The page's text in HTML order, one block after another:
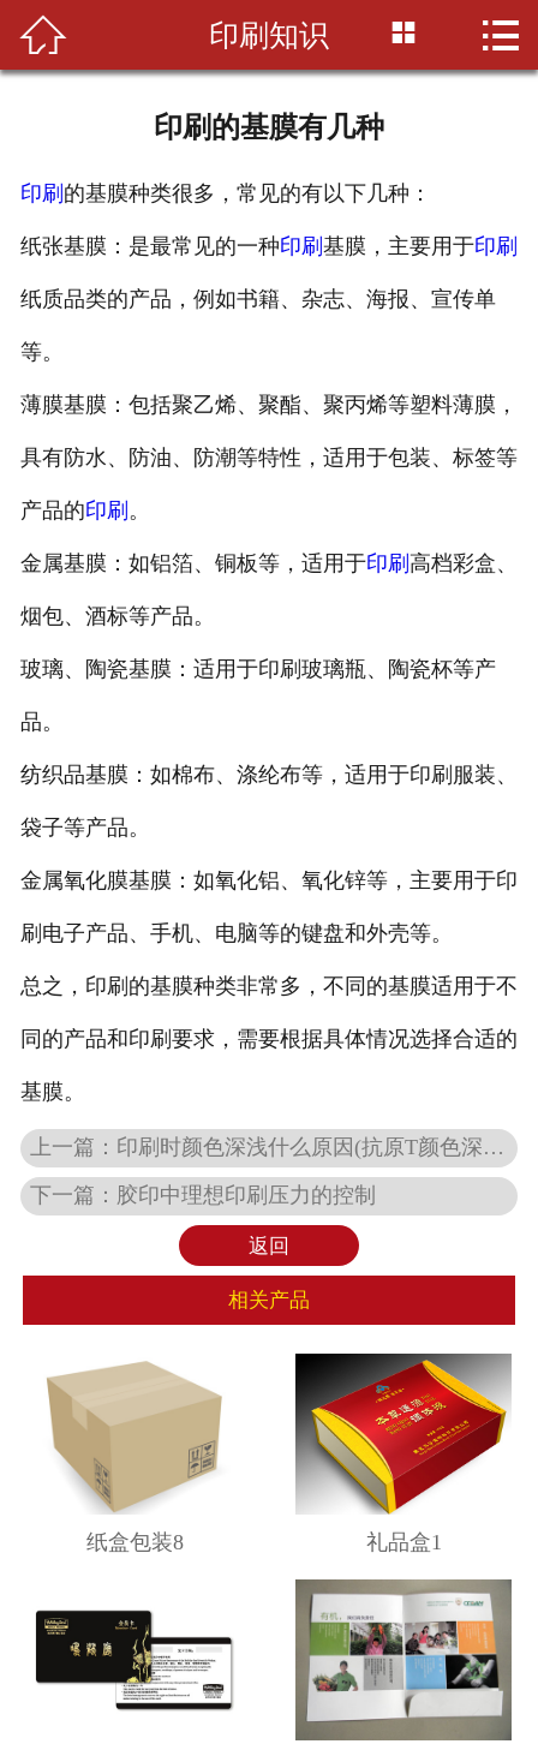
首页
联系我们
 印刷知识  
印刷的基膜有几种
印刷 的基膜种类很多，常见的有以下几种：
纸张基膜：是最常见的一种印刷 基膜，主要用于印刷
纸质品类的产品，例如书籍、杂志、海报、宣传单
等。
薄膜基膜：包括聚乙烯、聚酯、聚丙烯等塑料薄膜，
具有防水、防油、防潮等特性，适用于包装、标签等
产品的印刷 。
金属基膜：如铝箔、铜板等，适用于印刷 高档彩盒、
烟包、酒标等产品。
玻璃、陶瓷基膜：适用于印刷玻璃瓶、陶瓷杯等产
品。
纺织品基膜：如棉布、涤纶布等，适用于印刷服装、
袋子等产品。
金属氧化膜基膜：如氧化铝、氧化锌等，主要用于印
刷电子产品、手机、电脑等的键盘和外壳等。
总之，印刷的基膜种类非常多，不同的基膜适用于不
同的产品和印刷要求，需要根据具体情况选择合适的
基膜。
上一篇： 印刷时颜色深浅什么原因(抗原T颜色深浅代表什么)
下一篇： 胶印中理想印刷压力的控制
返回
相关产品
纸盒包装8 礼品盒1